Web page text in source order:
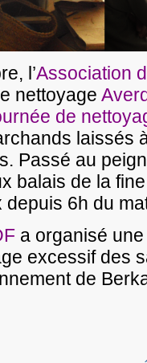
l’Association
nettoyage
de
laissés
Passé au
balais de la
6h du
a organisé
excessif des
de